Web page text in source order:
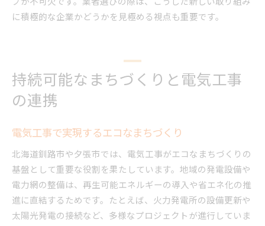
に積極的な企業かどうかを見極める視点も重要です。
持続可能なまちづくりと電気工事
の連携
電気工事で実現するエコなまちづくり
北海道釧路市や夕張市では、電気工事がエコなまちづくりの
基盤として重要な役割を果たしています。地域の発電設備や
電力網の整備は、再生可能エネルギーの導入や省エネ化の推
進に直結するためです。たとえば、火力発電所の設備更新や
太陽光発電の接続など、多様なプロジェクトが進行していま